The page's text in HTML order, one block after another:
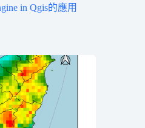
in Qgis的應用